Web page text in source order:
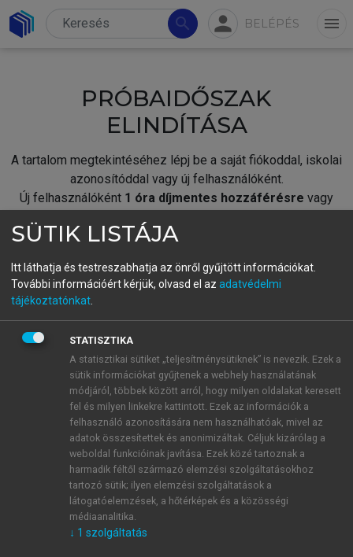
search person BELÉPÉS menu
PRÓBAIDŐSZAK
ELINDÍTÁSA
A tartalom megtekintéséhez lépj be a saját fiókoddal, iskolai
azonosítóddal vagy új felhasználóként.
Új felhasználóként 1 óra díjmentes hozzáférésre vagy
fiókoddal,vagy hozz létre új fiókot.
A regisztráció után apróbaidőszakautomatikusan
BELÉPÉS SAJÁT FIÓKKAL
ÚJ FIÓK LÉTREHOZÁSA
1 óra díjmentes hozzáférés
E-MAIL-CÍM
SÜTIK LISTÁJA
Itt láthatja és testreszabhatja az önről gyűjtött információkat.
További információért kérjük, olvasd el az adatvédelmi
tájékoztatónkat
STATISZTIKA
A statisztikai sütiket „teljesítménysütiknek” is nevezik. Ezek a
sütik információkat gyűjtenek a webhely használatának
módjáról, többek között arról, hogy milyen oldalakat keresett
fel és milyen linkekre kattintott. Ezek az információk a
felhasználó azonosítására nem használhatóak, mivel az
adatok összesítettek és anonimizáltak. Céljuk kizárólag a
weboldal funkcióinak javítása. Ezek közé tartoznak a
harmadik féltől származó elemzési szolgáltatásokhoz
tartozó sütik; ilyen elemzési szolgáltatások a
látogatóelemzések, a hőtérképek és a közösségi
médiaanalitika.
↓ 1 szolgáltatás